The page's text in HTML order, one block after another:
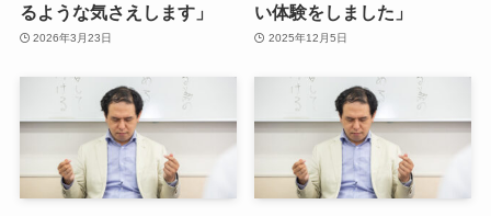
るような気さえします」
2026年3月23日
い体験をしました」
2025年12月5日